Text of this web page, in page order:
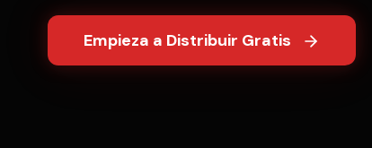
Empieza a Distribuir Gratis